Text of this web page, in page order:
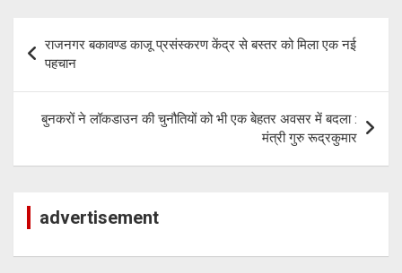
p
navigation
राजनगर बकावण्ड काजू प्रसंस्करण केंद्र से बस्तर को मिला एक नई
पहचान
बुनकरों ने लॉकडाउन की चुनौतियों को भी एक बेहतर अवसर में बदला :
मंत्री गुरु रूद्रकुमार
advertisement